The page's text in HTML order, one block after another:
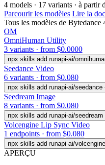
4 models · 17 variants · à partir
Parcourir les modèles Lire la
Tous les modèles de Bytedance
OM
OmniHuman Utility
3 variants · from $0.0000
npx skills add runapi-ai/
Seedance Video
6 variants · from $0.080
npx skills add runapi-ai/seedance
Seedream Image
8 variants · from $0.080
npx skills add runapi-ai/seedream
Volcengine Lip Sync Video
1 endpoints · from $0.080
npx skills add runapi-ai/
APERÇU